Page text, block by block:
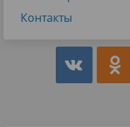
Контакты